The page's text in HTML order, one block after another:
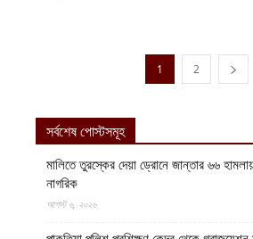
1 2
সর্বশেষ পোস্টসমূহ
মালিতে তুরস্কের দেয়া ড্রোনে জান্তার ৬৬
নাগরিক
আগস্ট ৬, ২০২৬